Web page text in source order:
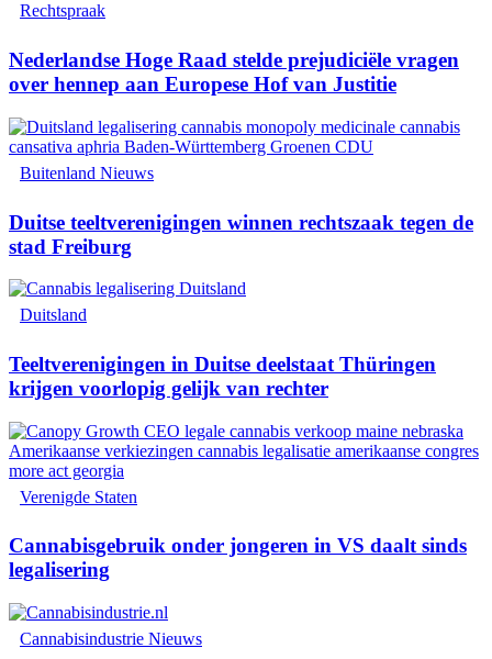
Rechtspraak
Nederlandse Hoge Raad stelde prejudiciële vragen
over hennep aan Europese Hof van Justitie
Buitenland Nieuws
Duitse teeltverenigingen winnen rechtszaak tegen de
stad Freiburg
Duitsland
Teeltverenigingen in Duitse deelstaat Thüringen
krijgen voorlopig gelijk van rechter
Verenigde Staten
Cannabisgebruik onder jongeren in VS daalt sinds
legalisering
Cannabisindustrie Nieuws